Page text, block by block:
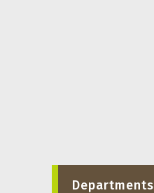
Departments